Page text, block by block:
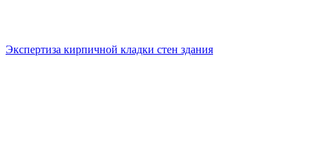
Экспертиза кирпичной кладки стен здания